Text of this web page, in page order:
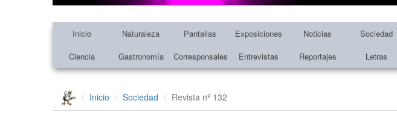
Inicio Naturaleza Pantallas Exposiciones Noticias Sociedad
Ciencia
Gastronomía Corresponsales Entrevistas Reportajes Letras
Inicio Sociedad Revista nº 132